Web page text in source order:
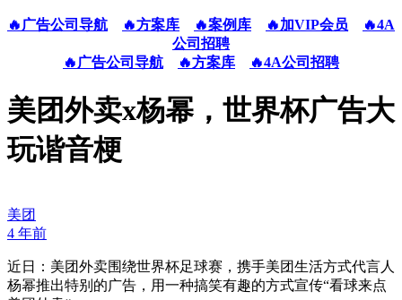
🔥广告公司导航 🔥方案库 🔥案例库 🔥加VIP会员
🔥4A
公司招聘
🔥广告公司导航
🔥方案库 🔥4A公司招聘
美团外卖x杨幂，世界杯广告大
玩谐音梗
美团
4 年前
近日：美团外卖围绕世界杯足球赛，携手美团生活方式代言人
杨幂推出特别的广告，用一种搞笑有趣的方式宣传“看球来点